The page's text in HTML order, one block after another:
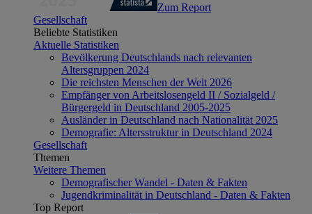
Zum Report
Gesellschaft
Beliebte Statistiken
Aktuelle Statistiken
Bevölkerung Deutschlands nach relevanten
Altersgruppen 2024
Die reichsten Menschen der Welt 2026
Empfänger von Arbeitslosengeld II / Sozialgeld /
Bürgergeld in Deutschland 2005-2025
Ausländer in Deutschland nach Nationalität 2025
Demografie: Altersstruktur in Deutschland 2024
Gesellschaft
Themen
Weitere Themen
Demografischer Wandel - Daten & Fakten
Jugendkriminalität in Deutschland - Daten & Fakten
Top Report